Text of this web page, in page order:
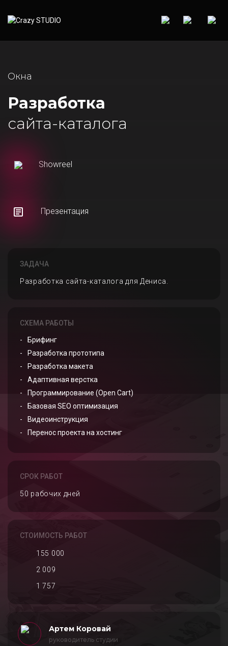
Окна
Разработка
сайта-каталога
Showreel
Презентация
ЗАДАЧА
Разработка сайта-каталога для Дениса.
СХЕМА РАБОТЫ
Брифинг
Разработка прототипа
Разработка макета
Адаптивная верстка
Программирование (Open Cart)
Базовая SEO оптимизация
Видеоинструкция
Перенос проекта на хостинг
СРОК РАБОТ
50 рабочих дней
СТОИМОСТЬ РАБОТ
155 000
2 009
1 757
Артем Коровай
руководитель студии